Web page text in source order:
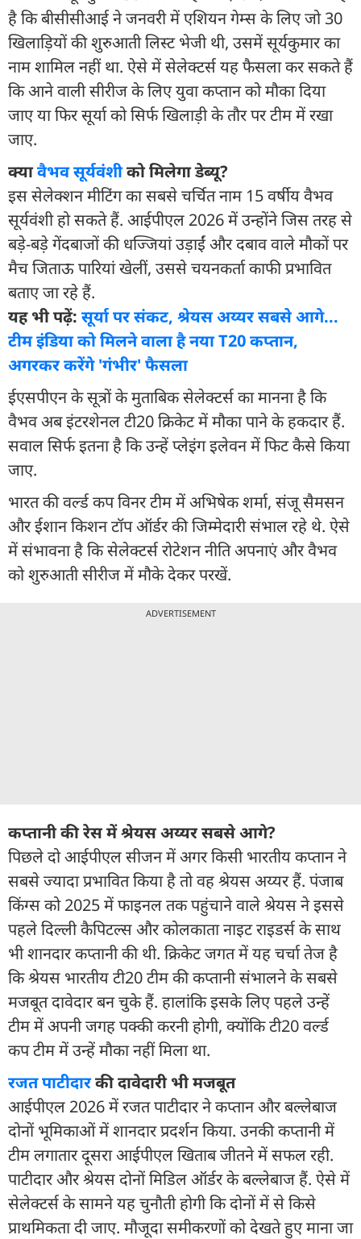
है कि बीसीसीआई ने जनवरी में एशियन गेम्स के लिए जो 30
खिलाड़ियों की शुरुआती लि‍स्ट भेजी थी, उसमें सूर्यकुमार का
नाम शामिल नहीं था. ऐसे में सेलेक्टर्स यह फैसला कर सकते हैं
कि आने वाली सीरीज के लिए युवा कप्तान को मौका दिया
जाए या फिर सूर्या को सिर्फ खिलाड़ी के तौर पर टीम में रखा
जाए.
क्यावैभव सूर्यवंशीको मिलेगा डेब्यू?
इस सेलेक्शन मीट‍िंग का सबसे चर्चित नाम 15 वर्षीय वैभव
सूर्यवंशी हो सकते हैं. आईपीएल 2026 में उन्होंने जिस तरह से
बड़े-बड़े गेंदबाजों की धज्जियां उड़ाईं और दबाव वाले मौकों पर
मैच जिताऊ पारियां खेलीं, उससे चयनकर्ता काफी प्रभावित
बताए जा रहे हैं.
यह भी पढ़ें: सूर्या पर संकट, श्रेयस अय्यर सबसे आगे...
टीम इंडिया को मिलने वाला है नया T20 कप्तान,
अगरकर करेंगे 'गंभीर' फैसला
ईएसपीएन के सूत्रों के मुताबिक सेलेक्टर्स का मानना है कि
वैभव अब इंटरशेनल टी20 क्रिकेट में मौका पाने के हकदार हैं.
सवाल सिर्फ इतना है कि उन्हें प्लेइंग इलेवन में फिट कैसे किया
जाए.
भारत की वर्ल्ड कप व‍िनर टीम में अभिषेक शर्मा, संजू सैमसन
और ईशान किशन टॉप ऑर्डर की जिम्मेदारी संभाल रहे थे. ऐसे
में संभावना है कि सेलेक्टर्स रोटेशन नीति अपनाएं और वैभव
को शुरुआती सीरीज में मौके देकर परखें.
ADVERTISEMENT
कप्तानी की रेस में श्रेयस अय्यर सबसे आगे?
पिछले दो आईपीएल सीजन में अगर किसी भारतीय कप्तान ने
सबसे ज्यादा प्रभावित किया है तो वह श्रेयस अय्यर हैं. पंजाब
किंग्स को 2025 में फाइनल तक पहुंचाने वाले श्रेयस ने इससे
पहले दिल्ली कैपिटल्स और कोलकाता नाइट राइडर्स के साथ
भी शानदार कप्तानी की थी. क्रिकेट जगत में यह चर्चा तेज है
कि श्रेयस भारतीय टी20 टीम की कप्तानी संभालने के सबसे
मजबूत दावेदार बन चुके हैं. हालांकि इसके लिए पहले उन्हें
टीम में अपनी जगह पक्की करनी होगी, क्योंकि टी20 वर्ल्ड
कप टीम में उन्हें मौका नहीं मिला था.
रजत पाटीदारकी दावेदारी भी मजबूत
आईपीएल 2026 में रजत पाटीदार ने कप्तान और बल्लेबाज
दोनों भूमिकाओं में शानदार प्रदर्शन किया. उनकी कप्तानी में
टीम लगातार दूसरा आईपीएल खिताब जीतने में सफल रही.
पाटीदार और श्रेयस दोनों मिडिल ऑर्डर के बल्लेबाज हैं. ऐसे में
सेलेक्टर्स के सामने यह चुनौती होगी कि दोनों में से किसे
प्राथमिकता दी जाए. मौजूदा समीकरणों को देखते हुए माना जा